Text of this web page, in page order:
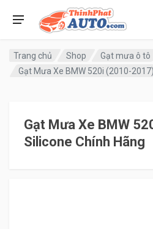
Trang chủ Shop
Gạt mưa ô tô
Gạt Mưa Xe BMW 520i (2010-
Gạt Mưa Xe BMW
Silicone Chính Hãng